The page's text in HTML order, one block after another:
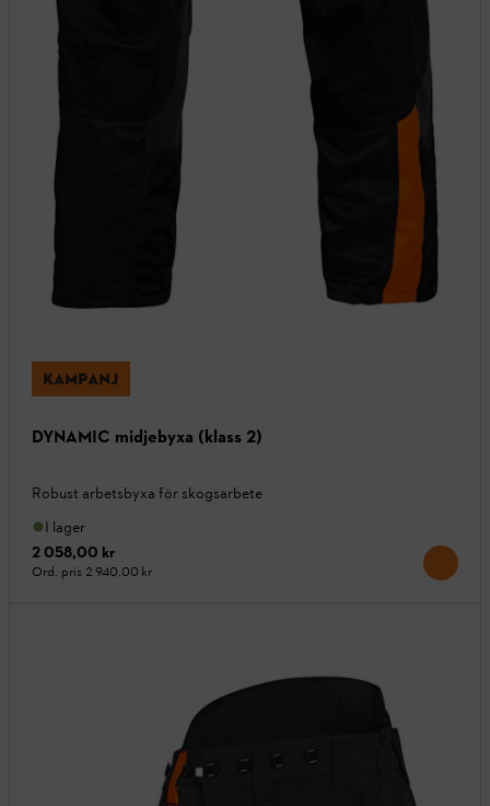
KAMPANJ
DYNAMIC midjebyxa (klass 2)
Robust arbetsbyxa för skogsarbete
I lager
2 058,00 kr
Ord. pris 2 940,00 kr